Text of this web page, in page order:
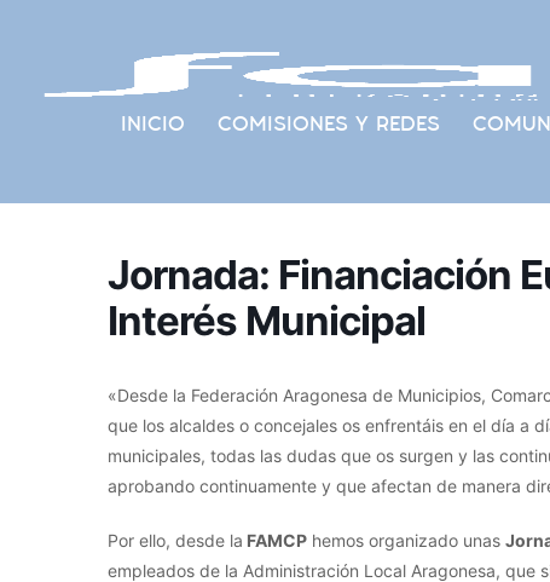
INICIO COMISIONES Y REDES
Jornada: Financiación
Interés Municipal
«Desde la Federación Aragonesa de Municipios,
que los alcaldes o concejales os enfrentáis en el día a
municipales, todas las dudas que os surgen y las
aprobando continuamente y que afectan de manera
Por ello, desde la FAMCP hemos organizado unas
empleados de la Administración Local Aragonesa,